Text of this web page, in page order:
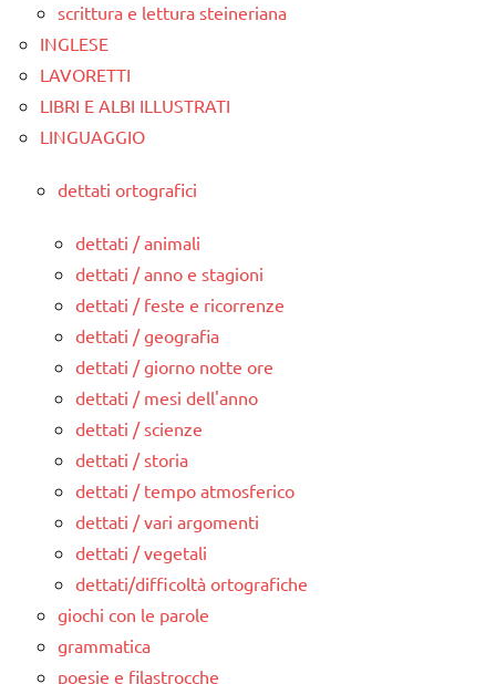
scrittura e lettura steineriana
INGLESE
LAVORETTI
LIBRI E ALBI ILLUSTRATI
LINGUAGGIO
dettati ortografici
dettati / animali
dettati / anno e stagioni
dettati / feste e ricorrenze
dettati / geografia
dettati / giorno notte ore
dettati / mesi dell'anno
dettati / scienze
dettati / storia
dettati / tempo atmosferico
dettati / vari argomenti
dettati / vegetali
dettati/difficoltà ortografiche
giochi con le parole
grammatica
poesie e filastrocche